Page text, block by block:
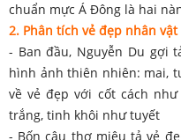
chuẩn mực Á Đông là hai
2. Phân tích vẻ đẹp nhân vật
- Ban đầu, Nguyễn Du gợi
hình ảnh thiên nhiên: mai,
về vẻ đẹp với cốt cách
trắng, tinh khôi như tuyết
- Bốn câu thơ miêu tả vẻ